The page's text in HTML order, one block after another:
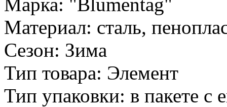
Материал: сталь,
Сезон: Зима
Тип товара: Элемент
Тип упаковки: в пакете с